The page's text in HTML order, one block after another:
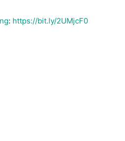
: https://bit.ly/2UMjcF0